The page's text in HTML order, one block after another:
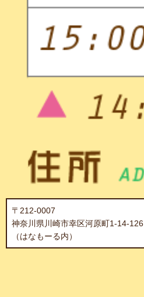
〒212-0007
神奈川県川崎市幸区河原町1-14-126
（はなもーる内）